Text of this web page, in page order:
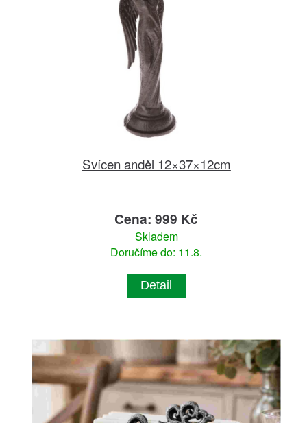
Svícen anděl 12×37×12cm
Cena: 999 Kč
Skladem
Doručíme do: 11.8.
Detail